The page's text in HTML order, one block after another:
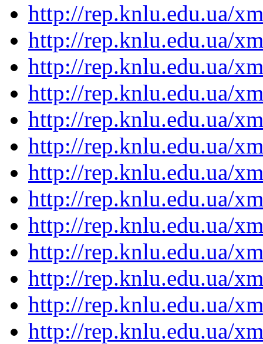
http://rep.knlu.edu.ua/
http://rep.knlu.edu.ua/
http://rep.knlu.edu.ua/
http://rep.knlu.edu.ua/
http://rep.knlu.edu.ua/
http://rep.knlu.edu.ua/
http://rep.knlu.edu.ua/
http://rep.knlu.edu.ua/
http://rep.knlu.edu.ua/
http://rep.knlu.edu.ua/
http://rep.knlu.edu.ua/
http://rep.knlu.edu.ua/
http://rep.knlu.edu.ua/